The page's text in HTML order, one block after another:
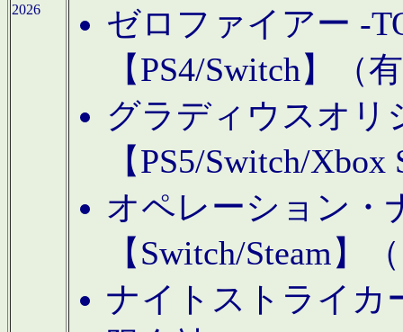
2026
ゼロファイアー -
【PS4/Switch】（
グラディウスオリ
【PS5/Switch/
オペレーション・
【Switch/Steam】
ナイトストライカ